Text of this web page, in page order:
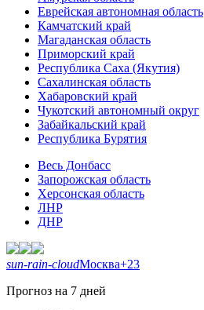
Еврейская автономная область
Камчатский край
Магаданская область
Приморский край
Республика Саха (Якутия)
Сахалинская область
Хабаровский край
Чукотский автономный округ
Забайкальский край
Республика Бурятия
Весь Донбасс
Запорожская область
Херсонская область
ЛНР
ДНР
sun-rain-cloudМосква+23
Прогноз на 7 дней